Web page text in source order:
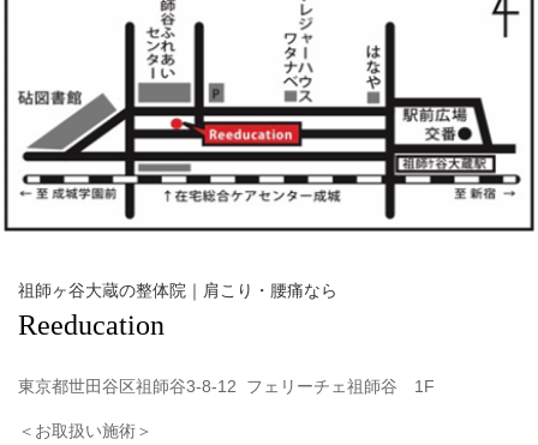
祖師ヶ谷大蔵の整体院｜肩こり・腰痛なら
Reeducation
東京都世田谷区祖師谷3-8-12 フェリーチェ祖師谷 1F
＜お取扱い施術＞